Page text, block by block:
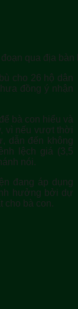
qua địa
cho 26 hộ dân
đồng ý nhận
bà con hiểu và
vì nếu vượt thời
dẫn đến không
lệch giá (3,5
nói.
đang áp dụng
hưởng bởi dự
cho bà con.